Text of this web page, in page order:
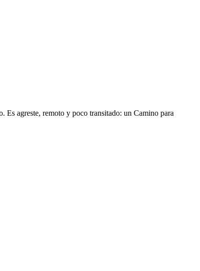
Es agreste, remoto y poco transitado: un Camino para